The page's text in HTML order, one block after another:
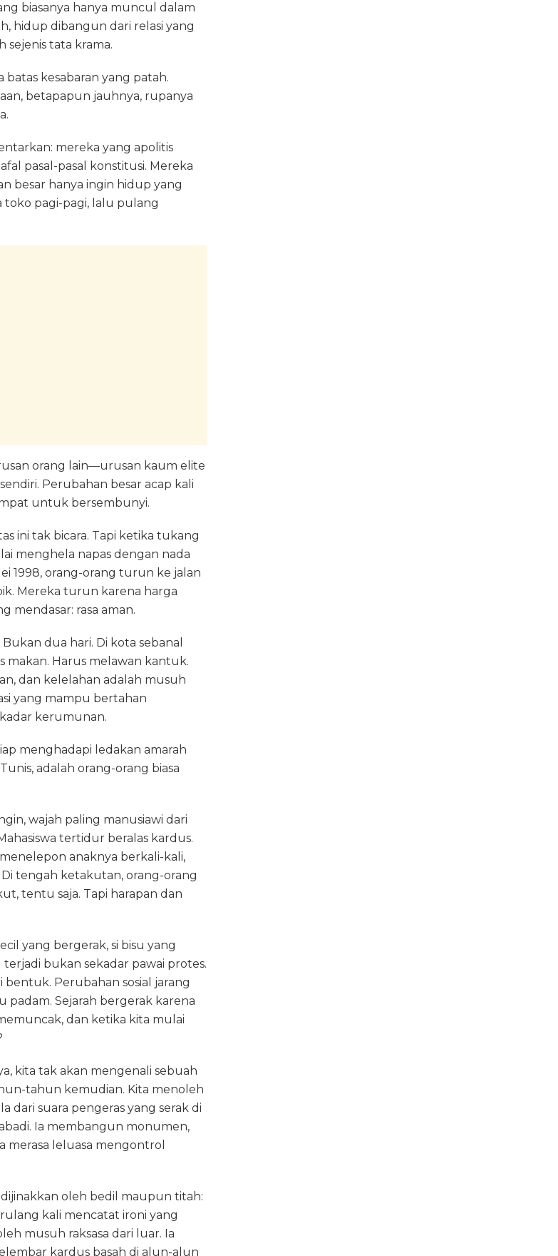
biasanya hanya muncul dalam
hidup dibangun dari relasi yang
sejenis tata krama.
kesabaran yang patah.
betapapun jauhnya, rupanya
mereka yang apolitis
pasal-pasal konstitusi. Mereka
besar hanya ingin hidup yang
toko pagi-pagi, lalu pulang
orang lain—urusan kaum elite
Perubahan besar acap kali
untuk bersembunyi.
ini tak bicara. Tapi ketika tukang
menghela napas dengan nada
1998, orang-orang turun ke jalan
Mereka turun karena harga
mendasar: rasa aman.
dua hari. Di kota sebanal
makan. Harus melawan kantuk.
dan kelelahan adalah musuh
yang mampu bertahan
kerumunan.
menghadapi ledakan amarah
adalah orang-orang biasa
wajah paling manusiawi dari
tertidur beralas kardus.
anaknya berkali-kali,
tengah ketakutan, orang-orang
tentu saja. Tapi harapan dan
yang bergerak, si bisu yang
bukan sekadar pawai protes.
Perubahan sosial jarang
padam. Sejarah bergerak karena
dan ketika kita mulai
kita tak akan mengenali sebuah
tahun kemudian. Kita menoleh
dari suara pengeras yang serak di
Ia membangun monumen,
merasa leluasa mengontrol
oleh bedil maupun titah:
kali mencatat ironi yang
musuh raksasa dari luar. Ia
kardus basah di alun-alun